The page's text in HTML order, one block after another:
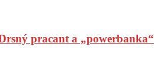
pracant a „powerbanka“